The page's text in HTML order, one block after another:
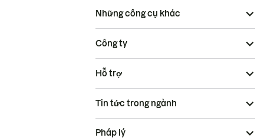
Những công cụ khác
Công ty
Hỗ trợ
Tin tức trong ngành
Pháp lý